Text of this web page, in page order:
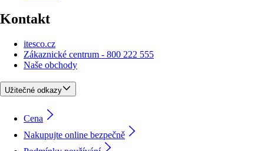
Kontakt
itesco.cz
Zákaznické centrum - 800 222 555
Naše obchody
Užitečné odkazy
Cena
Nakupujte online bezpečně